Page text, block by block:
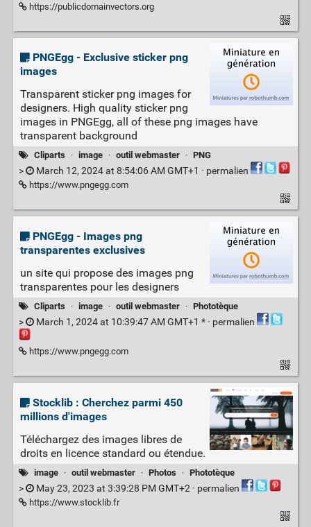
https://publicdomainvectors.org
PNGEgg - Exclusive sticker png
images
Transparent sticker png images for
designers. High quality sticker png
images in PNGEgg, all of these png images have
transparent background
Cliparts · image · outil webmaster · PNG
> March 12, 2024 at 8:54:06 AM GMT+1 · permalien
https://www.pngegg.com
PNGEgg - Images png
transparentes exclusives
un site qui propose des images png
transparentes pour les designers
Cliparts · image · outil webmaster · Phototèque
> March 1, 2024 at 10:39:47 AM GMT+1 * · permalien
https://www.pngegg.com
Stocklib : Cherchez parmi 450
millions d'images
Téléchargez des images libres de
droits en licence standard ou étendue.
image · outil webmaster · Photos · Phototèque
> May 23, 2023 at 3:39:28 PM GMT+2 · permalien
https://www.stocklib.fr